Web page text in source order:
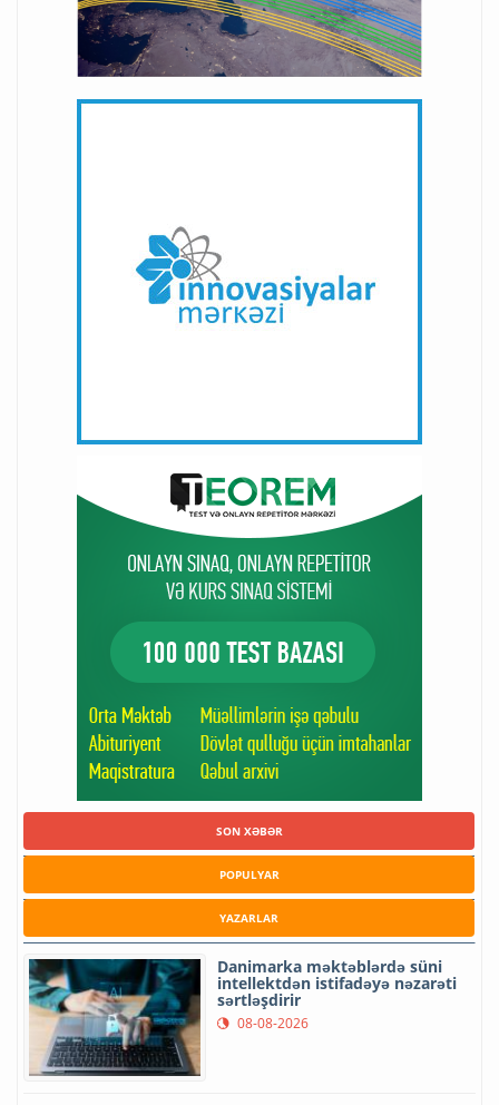
SON XƏBƏR
POPULYAR
YAZARLAR
Danimarka məktəblərdə süni
intellektdən istifadəyə nəzarəti
sərtləşdirir
08-08-2026